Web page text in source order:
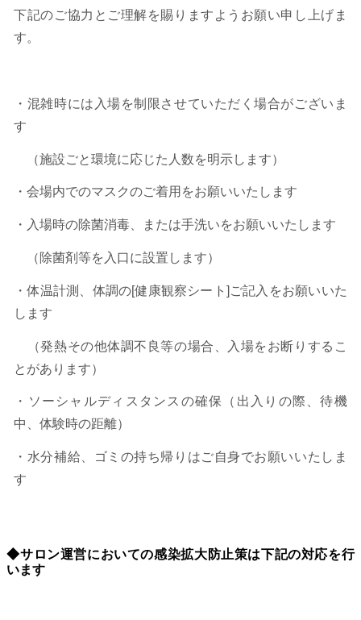
下記のご協力とご理解を賜りますようお願い申し上げま
す。
・混雑時には入場を制限させていただく場合がございま
す
（施設ごと環境に応じた人数を明示します）
・会場内でのマスクのご着用をお願いいたします
・入場時の除菌消毒、または手洗いをお願いいたします
（除菌剤等を入口に設置します）
・体温計測、体調の[健康観察シート]ご記入をお願いいた
します
（発熱その他体調不良等の場合、入場をお断りするこ
とがあります）
・ソーシャルディスタンスの確保（出入りの際、待機
中、体験時の距離）
・水分補給、ゴミの持ち帰りはご自身でお願いいたしま
す
◆サロン運営においての感染拡大防止策は下記の対応を行
います